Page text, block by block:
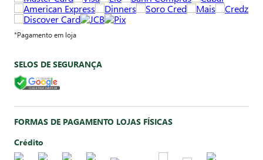
*Pagamento em loja
SELOS DE SEGURANÇA
FORMAS DE PAGAMENTO LOJAS FÍSICAS
Crédito